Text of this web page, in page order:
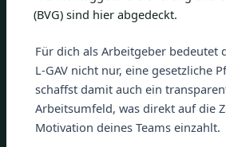
(BVG) sind hier abgedeckt.
Für dich als Arbeitgeber bedeutet
L-GAV nicht nur, eine gesetzliche
schaffst damit auch ein
Arbeitsumfeld, was direkt auf die
Motivation deines Teams einzahlt.